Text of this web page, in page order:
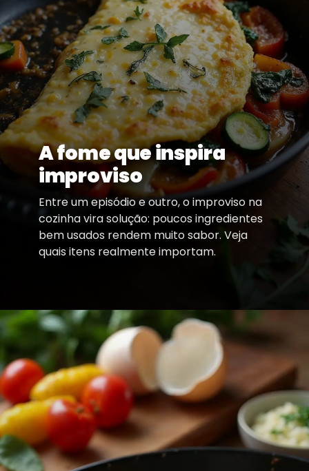
A fome que inspira
improviso
Entre um episódio e outro, o improviso na
cozinha vira solução: poucos ingredientes
bem usados rendem muito sabor. Veja
quais itens realmente importam.